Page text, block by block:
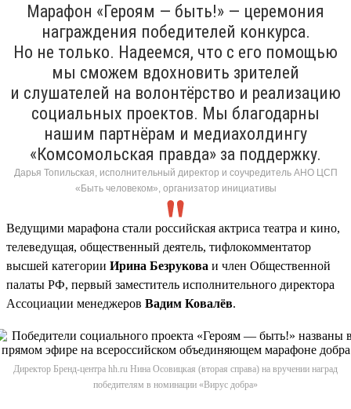
Марафон «Героям — быть!» — церемония
награждения победителей конкурса.
Но не только. Надеемся, что с его помощью
мы сможем вдохновить зрителей
и слушателей на волонтёрство и реализацию
социальных проектов. Мы благодарны
нашим партнёрам и медиахолдингу
«Комсомольская правда» за поддержку.
Дарья Топильская, исполнительный директор и соучредитель АНО ЦСП
«Быть человеком», организатор инициативы
Ведущими марафона стали российская актриса театра и кино,
телеведущая, общественный деятель, тифлокомментатор
высшей категории Ирина Безрукова и член Общественной
палаты РФ, первый заместитель исполнительного директора
Ассоциации менеджеров Вадим Ковалёв.
Директор Бренд-центра hh.ru Нина Осовицкая (вторая справа) на вручении наград
победителям в номинации «Вирус добра»